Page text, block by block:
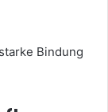
Bindung